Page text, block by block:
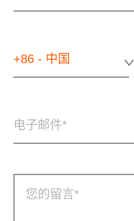
+86 - 中国
电子邮件
您的留言